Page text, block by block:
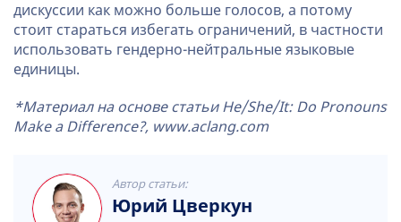
дискуссии как можно больше голосов, а потому
стоит стараться избегать ограничений, в частности
использовать гендерно-нейтральные языковые
единицы.
*Материал на основе статьи He/She/It: Do Pronouns
Make a Difference?, www.aclang.com
Автор статьи:
Юрий Цверкун